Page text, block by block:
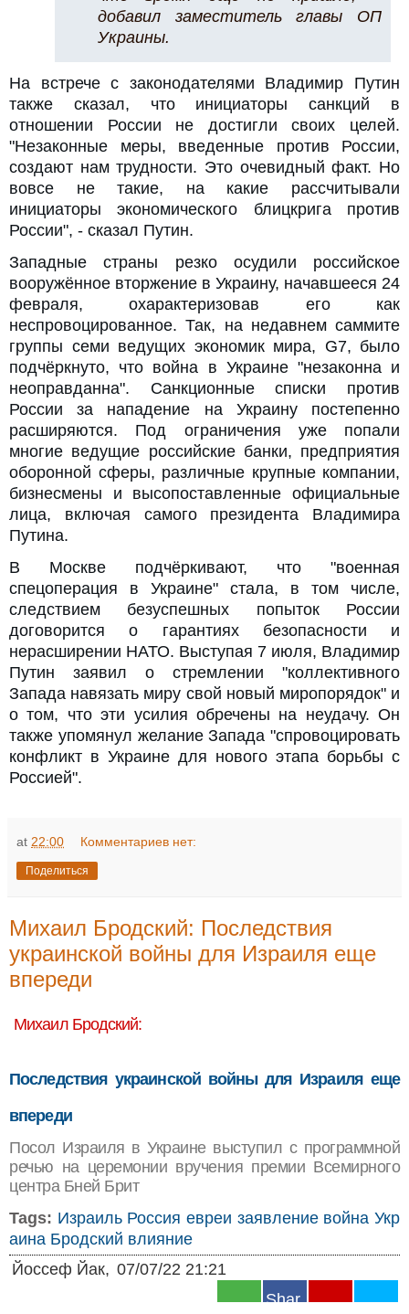
добавил заместитель главы ОП
Украины.
На встрече с законодателями Владимир Путин
также сказал, что инициаторы санкций в
отношении России не достигли своих целей.
"Незаконные меры, введенные против России,
создают нам трудности. Это очевидный факт. Но
вовсе не такие, на какие рассчитывали
инициаторы экономического блицкрига против
России", - сказал Путин.
Западные страны резко осудили российское
вооружённое вторжение в Украину, начавшееся 24
февраля, охарактеризовав его как
неспровоцированное. Так, на недавнем саммите
группы семи ведущих экономик мира, G7, было
подчёркнуто, что война в Украине "незаконна и
неоправданна". Санкционные списки против
России за нападение на Украину постепенно
расширяются. Под ограничения уже попали
многие ведущие российские банки, предприятия
оборонной сферы, различные крупные компании,
бизнесмены и высопоставленные официальные
лица, включая самого президента Владимира
Путина.
В Москве подчёркивают, что "военная
спецоперация в Украине" стала, в том числе,
следствием безуспешных попыток России
договорится о гарантиях безопасности и
нерасширении НАТО. Выступая 7 июля, Владимир
Путин заявил о стремлении "коллективного
Запада навязать миру свой новый миропорядок" и
о том, что эти усилия обречены на неудачу. Он
также упомянул желание Запада "спровоцировать
конфликт в Украине для нового этапа борьбы с
Россией".
at 22:00 Комментариев нет:
Поделиться
Михаил Бродский: Последствия
украинской войны для Израиля еще
впереди
Михаил Бродский:
Последствия украинской войны для Израиля еще
впереди
Посол Израиля в Украине выступил с программной
речью на церемонии вручения премии Всемирного
центра Бней Брит
Tags: Израиль Россия евреи заявление война Укр
аина Бродский влияние
Йоссеф Йак, 07/07/22 21:21
Shar